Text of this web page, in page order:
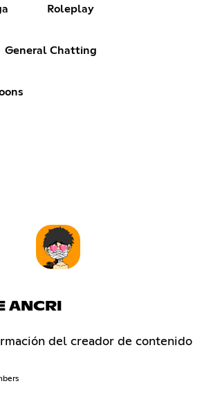
Roleplay
General Chatting
ANCRI
del creador de contenido